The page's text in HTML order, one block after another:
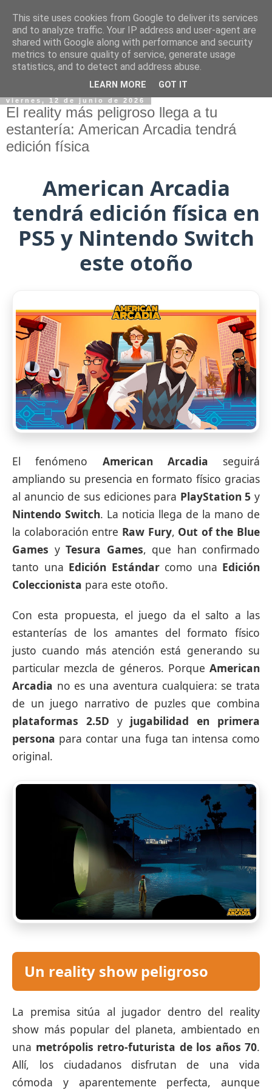
viernes, 12 de junio de 2026
El reality más peligroso llega a tu
estantería: American Arcadia tendrá
edición física
American Arcadia
tendrá edición física en
PS5 y Nintendo Switch
este otoño
El fenómeno American Arcadia seguirá
ampliando su presencia en formato físico gracias
al anuncio de sus ediciones para PlayStation 5 y
Nintendo Switch. La noticia llega de la mano de
la colaboración entre Raw Fury, Out of the Blue
Games y Tesura Games, que han confirmado
tanto una Edición Estándarcomo una Edición
Coleccionista para este otoño.
Con esta propuesta, el juego da el salto a las
estanterías de los amantes del formato físico
justo cuando más atención está generando su
particular mezcla de géneros. Porque American
Arcadia no es una aventura cualquiera: se trata
de un juego narrativo de puzles que combina
plataformas 2.5D y jugabilidad en primera
persona para contar una fuga tan intensa como
original.
Un reality show peligroso
La premisa sitúa al jugador dentro del reality
show más popular del planeta, ambientado en
una metrópolis retro-futurista de los años 70.
Allí, los ciudadanos disfrutan de una vida
cómoda y aparentemente perfecta, aunque
This site uses cookies from Google to deliver its services
and to analyze traffic. Your IP address and user-agent are
shared with Google along with performance and security
metrics to ensure quality of service, generate usage
statistics, and to detect and address abuse.
LEARN MORE GOT IT